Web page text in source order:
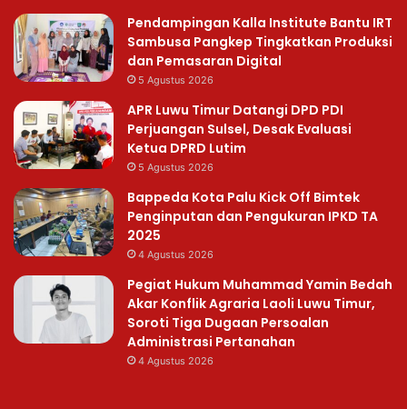
Pendampingan Kalla Institute Bantu IRT
Sambusa Pangkep Tingkatkan Produksi
dan Pemasaran Digital
5 Agustus 2026
APR Luwu Timur Datangi DPD PDI
Perjuangan Sulsel, Desak Evaluasi
Ketua DPRD Lutim
5 Agustus 2026
Bappeda Kota Palu Kick Off Bimtek
Penginputan dan Pengukuran IPKD TA
2025
4 Agustus 2026
Pegiat Hukum Muhammad Yamin Bedah
Akar Konflik Agraria Laoli Luwu Timur,
Soroti Tiga Dugaan Persoalan
Administrasi Pertanahan
4 Agustus 2026